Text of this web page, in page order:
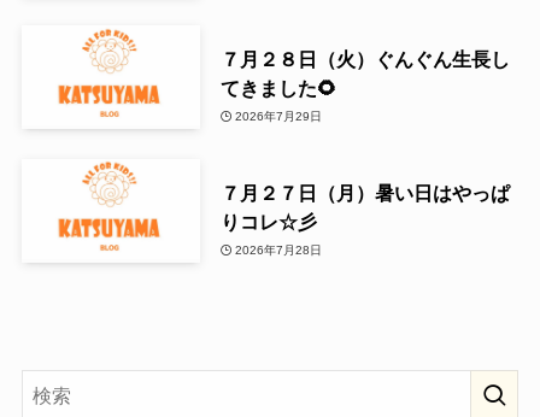
７月２８日（火）ぐんぐん生長し
てきました🌻
2026年7月29日
７月２７日（月）暑い日はやっぱ
りコレ☆彡
2026年7月28日